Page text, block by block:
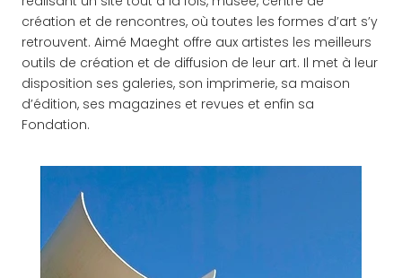
création et de rencontres, où toutes les formes d’art s’y
retrouvent. Aimé Maeght offre aux artistes les meilleurs
outils de création et de diffusion de leur art. Il met à leur
disposition ses galeries, son imprimerie, sa maison
d’édition, ses magazines et revues et enfin sa
Fondation.